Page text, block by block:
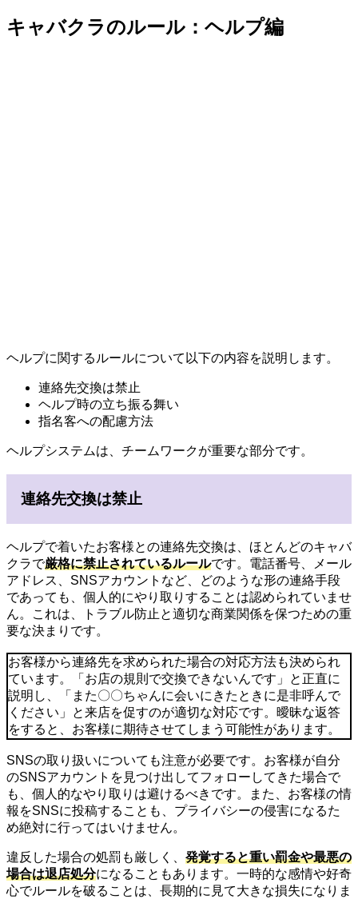
キャバクラのルール：ヘルプ編
ヘルプに関するルールについて以下の内容を説明します。
連絡先交換は禁止
ヘルプ時の立ち振る舞い
指名客への配慮方法
ヘルプシステムは、チームワークが重要な部分です。
連絡先交換は禁止
ヘルプで着いたお客様との連絡先交換は、ほとんどのキャバ
クラで厳格に禁止されているルールです。電話番号、メール
アドレス、SNSアカウントなど、どのような形の連絡手段
であっても、個人的にやり取りすることは認められていませ
ん。これは、トラブル防止と適切な商業関係を保つための重
要な決まりです。
お客様から連絡先を求められた場合の対応方法も決められ
ています。「お店の規則で交換できないんです」と正直に
説明し、「また〇〇ちゃんに会いにきたときに是非呼んで
ください」と来店を促すのが適切な対応です。曖昧な返答
をすると、お客様に期待させてしまう可能性があります。
SNSの取り扱いについても注意が必要です。お客様が自分
のSNSアカウントを見つけ出してフォローしてきた場合で
も、個人的なやり取りは避けるべきです。また、お客様の情
報をSNSに投稿することも、プライバシーの侵害になるた
め絶対に行ってはいけません。
違反した場合の処罰も厳しく、 発覚すると重い罰金や最悪の
場合は退店処分になることもあります。一時的な感情や好奇
心でルールを破ることは、長期的に見て大きな損失になりま